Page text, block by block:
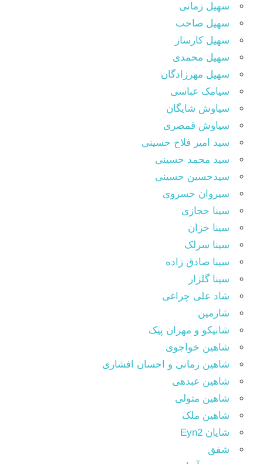
سهیل زمانی
سهیل صاحب
سهیل کارساز
سهیل محمدی
سهیل مهرزادگان
سیامک عباسی
سیاوش شایگان
سیاوش قمصری
سید امیر فلاح حسینی
سید محمد حسینی
سیدحسین حسینی
سیروان خسروی
سینا حجازی
سینا خزان
سینا سرلک
سینا صادق زاده
سینا گلزار
شاد علی چراغی
شارمین
شانیکو و مهران پیک
شاهین خواجوی
شاهین زمانی و احسان افشاری
شاهین عبدهی
شاهین متولی
شاهین ملک
شایان Eyn2
شفق